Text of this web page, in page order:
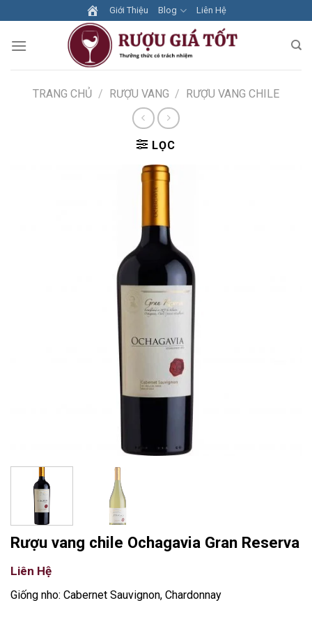
to
content
Giới Thiệu Blog Liên Hệ
TRANG CHỦ / RƯỢU VANG / RƯỢU VANG CHILE
LỌC
Rượu vang chile Ochagavia Gran Reserva
Liên Hệ
Giống nho: Cabernet Sauvignon, Chardonnay